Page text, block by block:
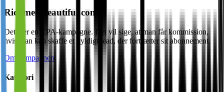
Richmeetbeautiful.com
Dette er en CPA-kampagne. Det vil sige, at man får kommission,
hvis man kan skaffe et gyldigt lead, der fortsætter sit abonnement.
Om kampagnen
Kategori